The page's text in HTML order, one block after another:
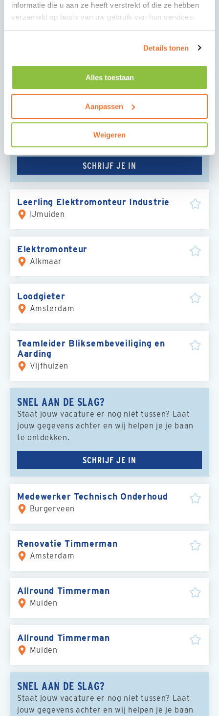
informatie die u aan ze heeft verstrekt of die ze hebben
verzameld op basis van uw gebruik van hun services.
Details tonen
Alles toestaan
Aanpassen
Weigeren
Leerling Elektromonteur Industrie
IJmuiden
SNEL AAN DE SLAG?
Staat jouw vacature er nog niet tussen? Laat
jouw gegevens achter en wij helpen je je baan
SCHRIJF JE IN
Leerling Elektromonteur Industrie
IJmuiden
Elektromonteur
Alkmaar
Loodgieter
Amsterdam
Teamleider Bliksembeveiliging en
Aarding
Vijfhuizen
SNEL AAN DE SLAG?
Staat jouw vacature er nog niet tussen? Laat
jouw gegevens achter en wij helpen je je baan
te ontdekken.
SCHRIJF JE IN
Medewerker Technisch Onderhoud
Burgerveen
Renovatie Timmerman
Amsterdam
Allround Timmerman
Muiden
Allround Timmerman
Muiden
SNEL AAN DE SLAG?
Staat jouw vacature er nog niet tussen? Laat
jouw gegevens achter en wij helpen je je baan